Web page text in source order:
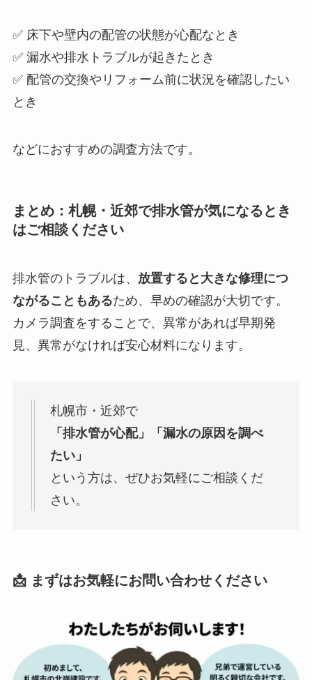
✅ 床下や壁内の配管の状態が心配なとき
✅ 漏水や排水トラブルが起きたとき
✅ 配管の交換やリフォーム前に状況を確認したい
とき
などにおすすめの調査方法です。
まとめ：札幌・近郊で排水管が気になるとき
はご相談ください
排水管のトラブルは、 放置すると大きな修理につ
ながることもあるため、早めの確認が大切です。
カメラ調査をすることで、異常があれば早期発
見、異常がなければ安心材料になります。
札幌市・近郊で
「排水管が心配」「漏水の原因を調べ
たい」
という方は、ぜひお気軽にご相談くだ
さい。
📩 まずはお気軽にお問い合わせください